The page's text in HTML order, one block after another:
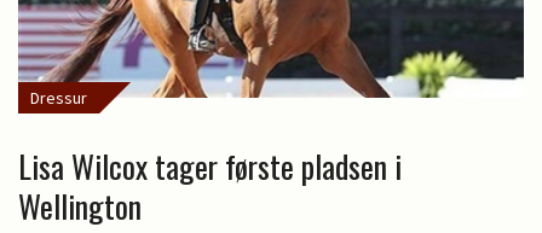
Dressur
Lisa Wilcox tager første pladsen i
Wellington